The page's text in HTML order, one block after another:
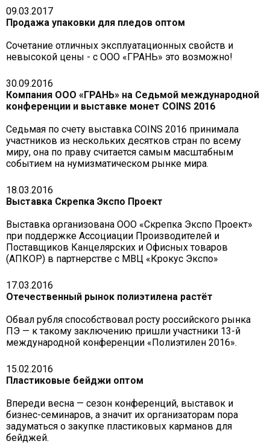
09.03.2017
Продажа упаковки для пледов оптом
Сочетание отличных эксплуатационных свойств и
невысокой цены - с ООО «ГРАНЬ» это возможно!
30.09.2016
Компания ООО «ГРАНЬ» на Седьмой международной
конференции и выставке монет COINS 2016
Седьмая по счету выставка COINS 2016 принимала
участников из нескольких десятков стран по всему
миру, она по праву считается самым масштабным
событием на нумизматическом рынке мира.
18.03.2016
Выставка Скрепка Экспо Проект
Выставка организована ООО «Скрепка Экспо Проект»
при поддержке Ассоциации Производителей и
Поставщиков Канцелярских и Офисных товаров
(АПКОР) в партнерстве с МВЦ «Крокус Экспо»
17.03.2016
Отечественный рынок полиэтилена растёт
Обвал рубля способствовал росту российского рынка
ПЭ — к такому заключению пришли участники 13-й
международной конференции «Полиэтилен 2016».
15.02.2016
Пластиковые бейджи оптом
Впереди весна — сезон конференций, выставок и
бизнес-семинаров, а значит их организаторам пора
задуматься о закупке пластиковых карманов для
бейджей.